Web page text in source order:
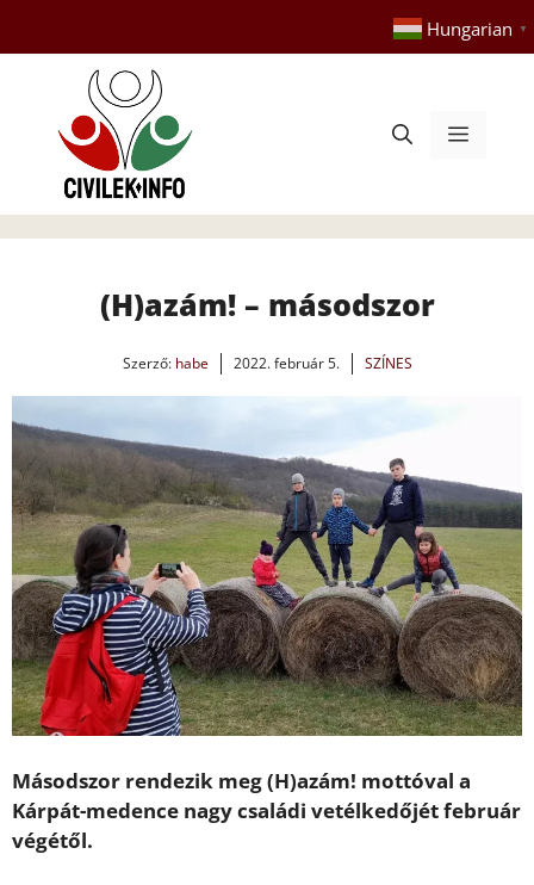
tartalomba
Hungarian ▼
Menü
(H)azám! – másodszor
Szerző: habe 2022. február 5. SZÍNES
Másodszor rendezik meg (H)azám! mottóval a
Kárpát-medence nagy családi vetélkedőjét február
végétől.